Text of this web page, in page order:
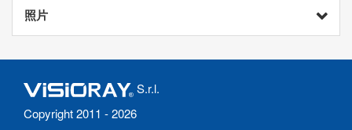
照片
S.r.l.
Copyright 2011 - 2026